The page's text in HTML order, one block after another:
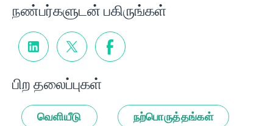
நண்பர்களுடன் பகிருங்கள்
பிற தலைப்புகள்
வெளியீடு நற்பொருத்தங்கள்